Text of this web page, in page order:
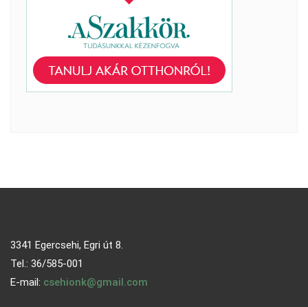
3341 Egercsehi, Egri út 8.
Tel.: 36/585-001
E-mail: csehionk@gmail.com